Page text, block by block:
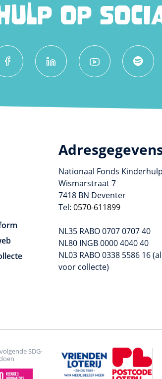
OP
Nationaal Fonds Kinderhulp
Wismarstraat 7
7418 BN Deventer
Tel: 0570-611899
NL35 RABO 0707 0707 40
NL80 INGB 0000 4040 40
NL03 RABO 0338 5586 16
voor collecte)
SDG-